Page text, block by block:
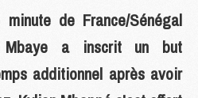
de France/Sénégal
Mbaye a inscrit un but
additionnel après avoir